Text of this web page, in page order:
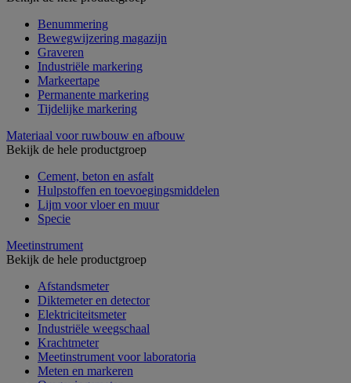
Benummering
Bewegwijzering magazijn
Graveren
Industriële markering
Markeertape
Permanente markering
Tijdelijke markering
Materiaal voor ruwbouw en afbouw
Bekijk de hele productgroep
Cement, beton en asfalt
Hulpstoffen en toevoegingsmiddelen
Lijm voor vloer en muur
Specie
Meetinstrument
Bekijk de hele productgroep
Afstandsmeter
Diktemeter en detector
Elektriciteitsmeter
Industriële weegschaal
Krachtmeter
Meetinstrument voor laboratoria
Meten en markeren